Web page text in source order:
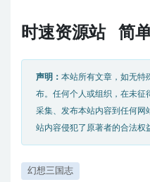
时速资源站 简
声明： 本站所有文章，如无特
布。任何个人或组织，在未征
采集、发布本站内容到任何网
站内容侵犯了原著者的合法权
幻想三国志